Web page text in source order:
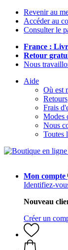
Revenir au
Accéder au
Consulter le
France :
Retour
Nous
Aide
Où est
Retours
Frais
Modes
Nous
Toutes
Mon compte
Identifiez-
Nouveau
Créer un